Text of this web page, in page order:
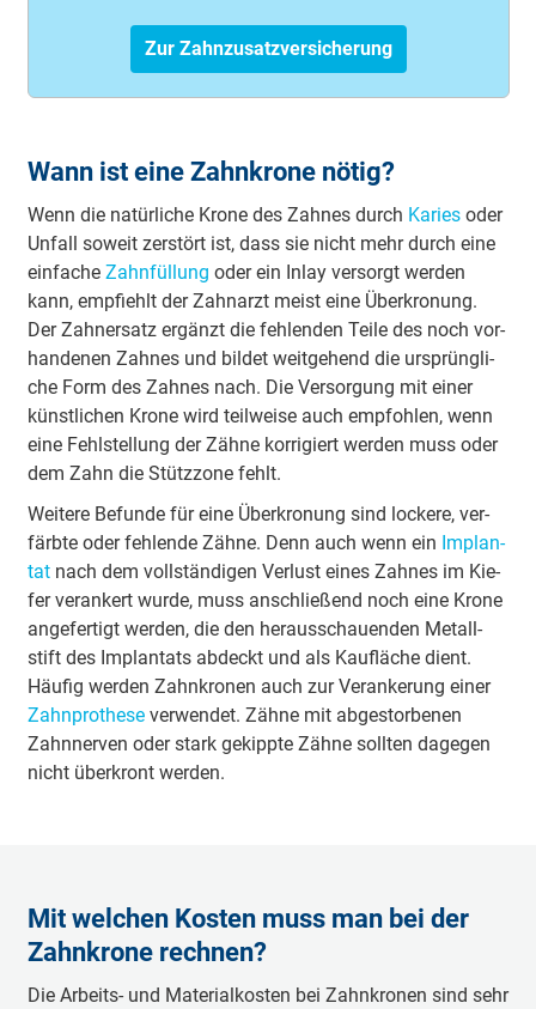
Zur Zahnzusatzversicherung
Wann ist eine Zahnkrone nötig?
Wenn die na­tür­li­che Kro­ne des Zah­nes durch Ka­ries oder
Un­fall so­weit zer­stört ist, dass sie nicht mehr durch eine
ein­fa­che Zahn­fül­lung oder ein In­lay ver­sorgt wer­den
kann, emp­fiehlt der Zahn­arzt meist eine Über­kro­nung.
Der Zahn­er­satz er­gänzt die feh­len­den Tei­le des noch vor­
han­de­nen Zah­nes und bil­det weit­ge­hend die ur­sprüng­li­
che Form des Zah­nes nach. Die Ver­sor­gung mit ei­ner
künst­li­chen Kro­ne wird teil­wei­se auch emp­foh­len, wenn
eine Fehl­stel­lung der Zäh­ne kor­ri­giert wer­den muss oder
dem Zahn die Stütz­zo­ne fehlt.
Wei­te­re Be­fun­de für eine Über­kro­nung sind lo­cke­re, ver­
färb­te oder feh­len­de Zäh­ne. Denn auch wenn ein Im­plan­
tat nach dem voll­stän­di­gen Ver­lust ei­nes Zah­nes im Kie­
fer ver­an­kert wur­de, muss an­schlie­ßend noch eine Kro­ne
an­ge­fer­tigt wer­den, die den her­aus­schau­en­den Me­tall­
stift des Im­plan­tats ab­deckt und als Kau­flä­che dient.
Häu­fig wer­den Zahn­kro­nen auch zur Ver­an­ke­rung ei­ner
Zahn­pro­the­se ver­wen­det. Zäh­ne mit ab­ge­stor­be­nen
Zahn­ner­ven oder stark ge­kipp­te Zäh­ne soll­ten da­ge­gen
nicht über­kron­t wer­den.
Mit welchen Kosten muss man bei der
Zahnkrone rechnen?
Die Ar­beits- und Ma­te­ri­al­kos­ten bei Zahn­kro­nen sind sehr